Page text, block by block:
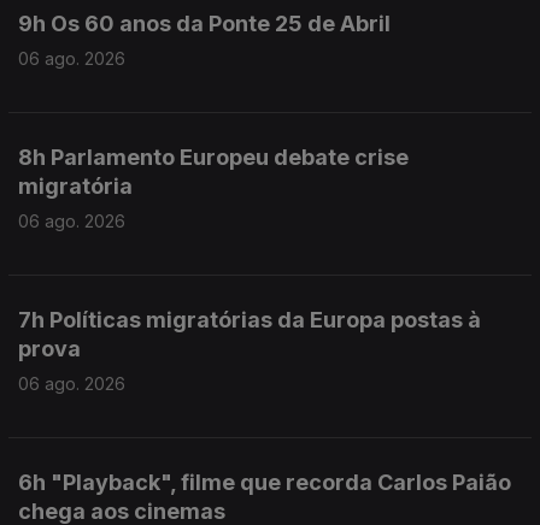
9h Os 60 anos da Ponte 25 de Abril
06 ago. 2026
8h Parlamento Europeu debate crise
migratória
06 ago. 2026
7h Políticas migratórias da Europa postas à
prova
06 ago. 2026
6h "Playback", filme que recorda Carlos Paião
chega aos cinemas